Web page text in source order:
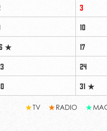
3
10
★ 17
24
31 ★
★TV ★RADIO ★